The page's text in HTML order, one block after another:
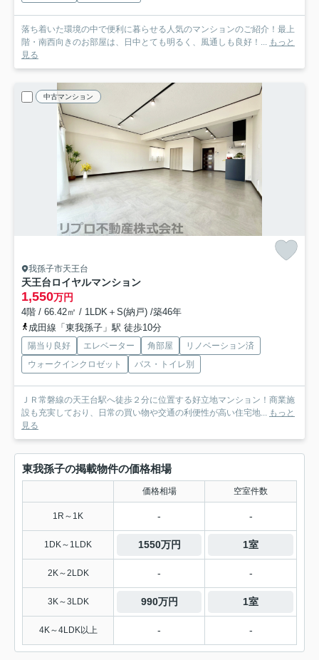
落ち着いた環境の中で便利に暮らせる人気のマンションのご紹介！最上
階・南西向きのお部屋は、日中とても明るく、風通しも良好！... もっと
見る
中古マンション
我孫子市天王台
天王台ロイヤルマンション
1,550万円
4階 / 66.42㎡ / 1LDK＋S(納戸) /築46年
成田線「東我孫子」駅 徒歩10分
陽当り良好 エレベーター 角部屋
リノベーション済
ウォークインクロゼット
バス・トイレ別
ＪＲ常磐線の天王台駅へ徒歩２分に位置する好立地マンション！商業施
設も充実しており、日常の買い物や交通の利便性が高い住宅地... もっと
見る
東我孫子の掲載物件の価格相場
価格相場 空室件数
1R～1K - -
1DK～1LDK 1550万円 1室
2K～2LDK - -
3K～3LDK 990万円 1室
4K～4LDK以上 - -